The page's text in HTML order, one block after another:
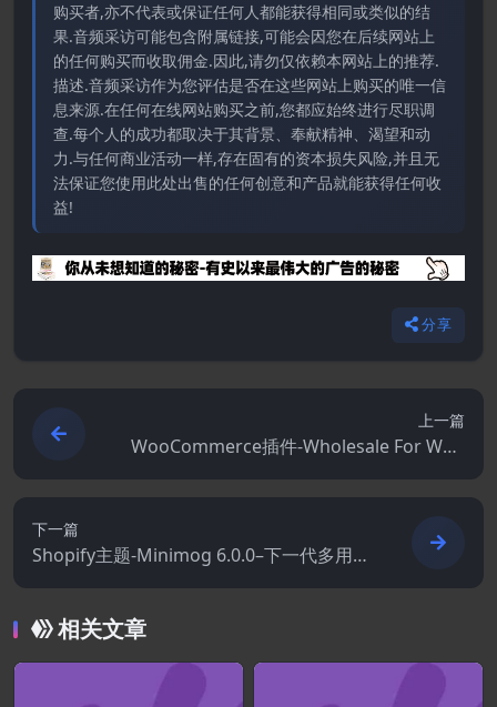
购买者,亦不代表或保证任何人都能获得相同或类似的结
果.音频采访可能包含附属链接,可能会因您在后续网站上
的任何购买而收取佣金.因此,请勿仅依赖本网站上的推荐.
描述.音频采访作为您评估是否在这些网站上购买的唯一信
息来源.在任何在线网站购买之前,您都应始终进行尽职调
查.每个人的成功都取决于其背景、奉献精神、渴望和动
力.与任何商业活动一样,存在固有的资本损失风险,并且无
法保证您使用此处出售的任何创意和产品就能获得任何收
益!
分享
上一篇
WooCommerce插件-Wholesale For Woo
Commerce 3.2.6
下一篇
Shopify主题-Minimog 6.0.0–下一代多用途
Shopify主题
相关文章